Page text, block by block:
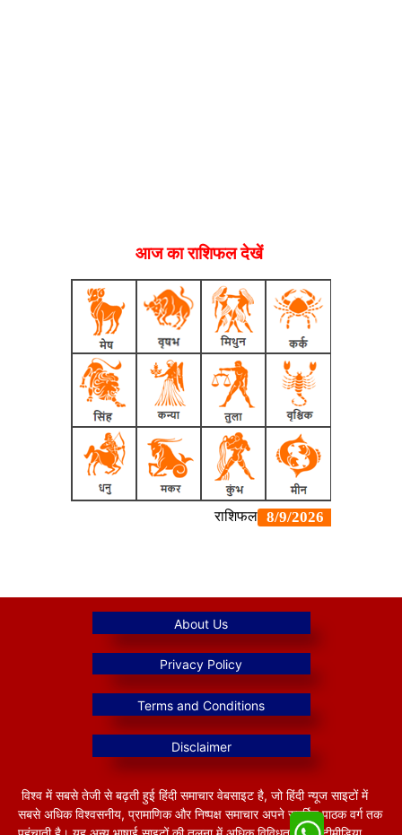
आज का राशिफल देखें
विश्व में सबसे तेजी से बढ़ती हुई हिंदी समाचार वेबसाइट है, जो हिंदी न्यूज साइटों में
सबसे अधिक विश्वसनीय, प्रामाणिक और निष्पक्ष समाचार अपने समर्पित पाठक वर्ग तक